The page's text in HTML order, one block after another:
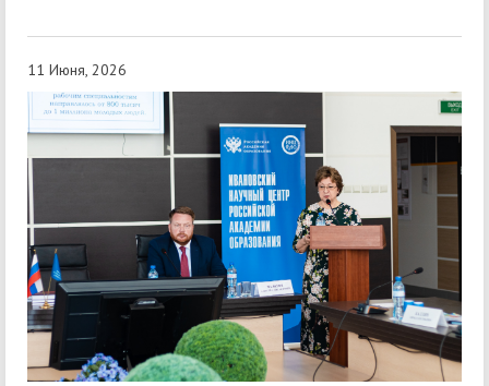
11 Июня, 2026